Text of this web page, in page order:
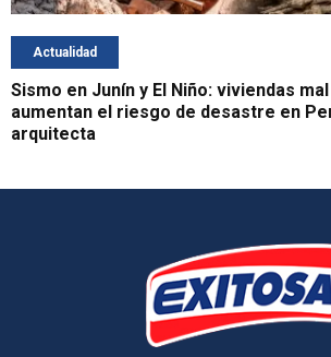
Actualidad
Sismo en Junín y El Niño: viviendas
aumentan el riesgo de desastre en
arquitecta